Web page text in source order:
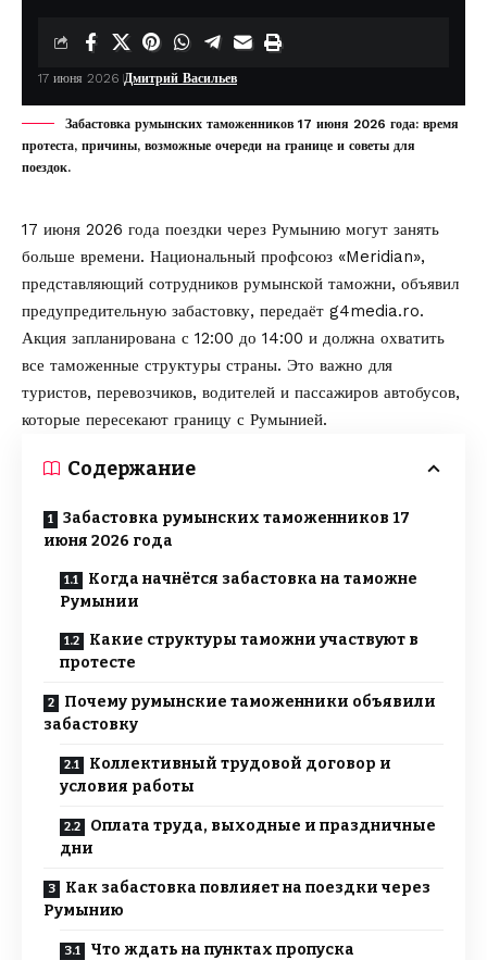
17 июня 2026 Дмитрий Васильев
Забастовка румынских таможенников 17 июня 2026 года: время
протеста, причины, возможные очереди на границе и советы для
поездок.
17 июня 2026 года поездки через Румынию могут занять
больше времени. Национальный профсоюз «Meridian»,
представляющий сотрудников румынской таможни, объявил
предупредительную забастовку, передаёт g4media.ro.
Акция запланирована с 12:00 до 14:00 и должна охватить
все таможенные структуры страны. Это важно для
туристов, перевозчиков, водителей и пассажиров автобусов,
которые пересекают границу с Румынией.
Содержание
Забастовка румынских таможенников 17
июня 2026 года
Когда начнётся забастовка на таможне
Румынии
Какие структуры таможни участвуют в
протесте
Почему румынские таможенники объявили
забастовку
Коллективный трудовой договор и
условия работы
Оплата труда, выходные и праздничные
дни
Как забастовка повлияет на поездки через
Румынию
Что ждать на пунктах пропуска